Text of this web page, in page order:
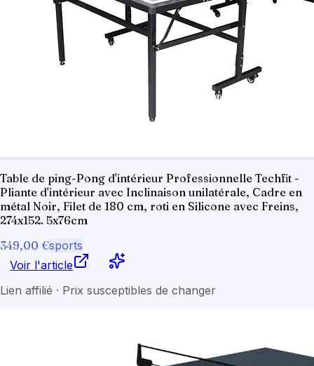
Table de ping-Pong d'intérieur Professionnelle Techfit -
Pliante d'intérieur avec Inclinaison unilatérale, Cadre en
métal Noir, Filet de 180 cm, roti en Silicone avec Freins,
274x152. 5x76cm
349,00 €sports
Voir l'article
Lien affilié · Prix susceptibles de changer